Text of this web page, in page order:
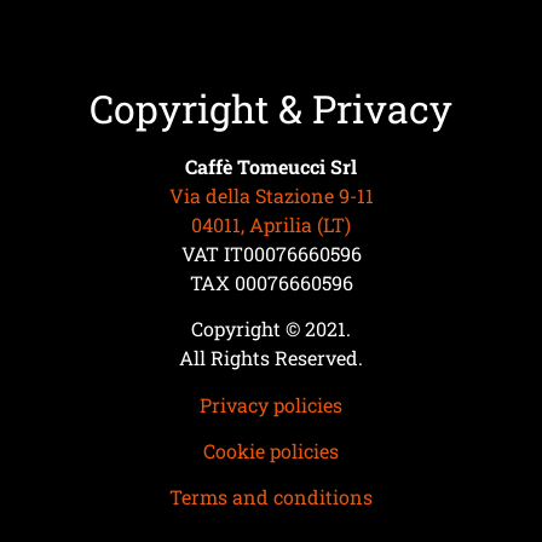
Copyright & Privacy
Caffè Tomeucci Srl
Via della Stazione 9-11
04011, Aprilia (LT)
VAT IT00076660596
TAX 00076660596
Copyright © 2021.
All Rights Reserved.
Privacy policies
Cookie policies
Terms and conditions